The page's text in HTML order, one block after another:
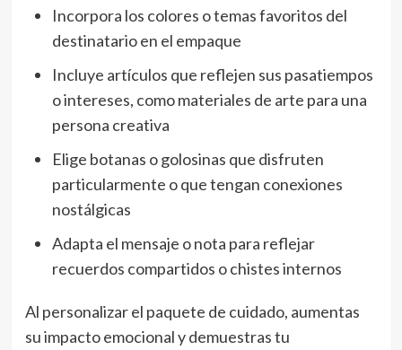
Incorpora los colores o temas favoritos del
destinatario en el empaque
Incluye artículos que reflejen sus pasatiempos
o intereses, como materiales de arte para una
persona creativa
Elige botanas o golosinas que disfruten
particularmente o que tengan conexiones
nostálgicas
Adapta el mensaje o nota para reflejar
recuerdos compartidos o chistes internos
Al personalizar el paquete de cuidado, aumentas
su impacto emocional y demuestras tu